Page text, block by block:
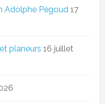
Adolphe Pégoud 17
planeurs 16 juillet